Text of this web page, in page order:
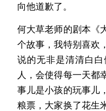
向他道歉了。
何大草老师的剧本《
个故事，我特别喜欢
说的无非是清清白
人，会使得每一天都
事儿是小孩的玩事儿
粮票，大家换了花生